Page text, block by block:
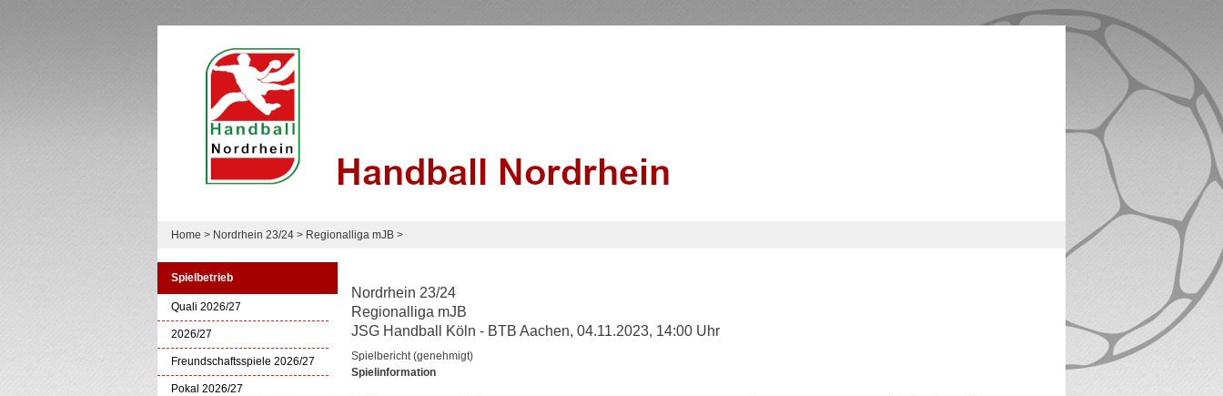
Home > Nordrhein 23/24 > Regionalliga mJB >
Spielbetrieb
Quali 2026/27
2026/27
Freundschaftsspiele 2026/27
Pokal 2026/27
Nordrhein 23/24
Regionalliga mJB
JSG Handball Köln - BTB Aachen, 04.11.2023, 14:00 Uhr
Spielbericht (genehmigt)
Spielinformation